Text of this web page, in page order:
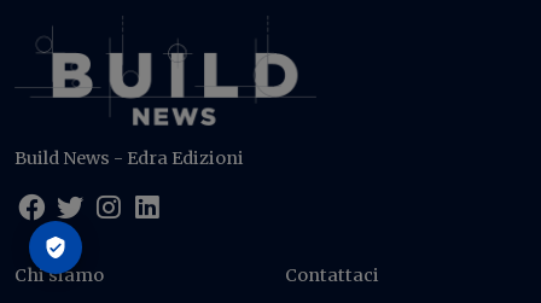
Build News - Edra Edizioni
Chi siamo Contattaci